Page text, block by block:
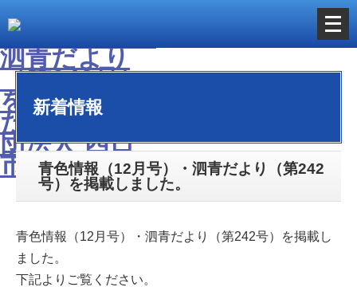
メ
ニ
く
新着情報
青色情報（12月号）・泗青だより（第242
号）を掲載しました。
青色情報（12月号）・泗青だより（第242号）を掲載し
ました。
下記よりご覧ください。